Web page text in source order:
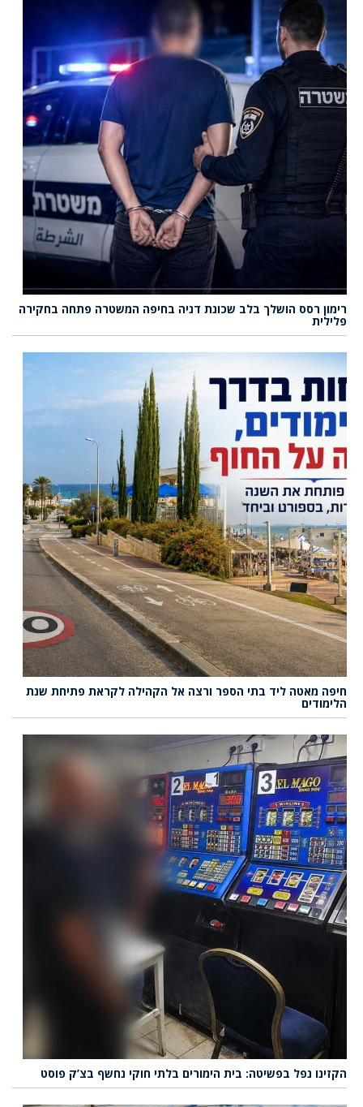
רימון רסס הושלך בלב שכונת דניה בחיפה המשטרה פתחה בחקירה
פלילית
חיפה מאטה ליד בתי הספר ורצה אל הקהילה לקראת פתיחת שנת
הלימודים
הקזינו נפל בפשיטה: בית הימורים בלתי חוקי נחשף בצ’ק פוסט